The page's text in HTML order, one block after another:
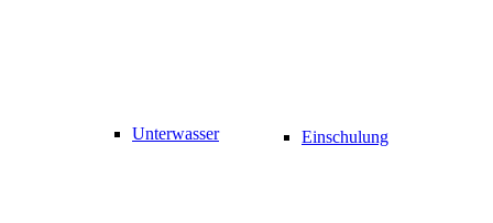
Unterwasser Einschulung